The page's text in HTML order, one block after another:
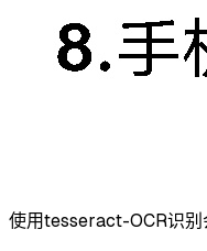
使用tesseract-OCR识别